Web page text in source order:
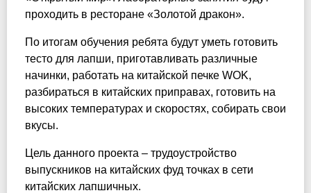
проходить в ресторане «Золотой дракон».
По итогам обучения ребята будут уметь готовить
тесто для лапши, приготавливать различные
начинки, работать на китайской печке WOK,
разбираться в китайских приправах, готовить на
высоких температурах и скоростях, собирать свои
вкусы.
Цель данного проекта – трудоустройство
выпускников на китайских фуд точках в сети
китайских лапшичных.